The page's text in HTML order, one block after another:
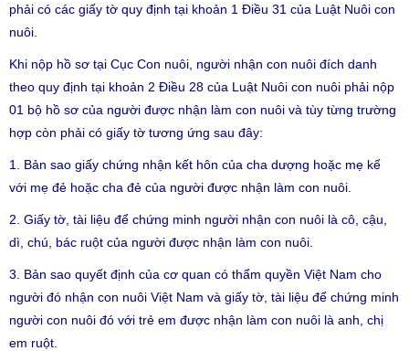
phải có các giấy tờ quy định tại khoản 1 Điều 31 của Luật Nuôi con
nuôi.
Khi nộp hồ sơ tại Cục Con nuôi, người nhận con nuôi đích danh
theo quy định tại khoản 2 Điều 28 của Luật Nuôi con nuôi phải nộp
01 bộ hồ sơ của người được nhận làm con nuôi và tùy từng trường
hợp còn phải có giấy tờ tương ứng sau đây:
1. Bản sao giấy chứng nhận kết hôn của cha dượng hoặc mẹ kế
với mẹ đẻ hoặc cha đẻ của người được nhận làm con nuôi.
2. Giấy tờ, tài liệu để chứng minh người nhận con nuôi là cô, cậu,
dì, chú, bác ruột của người được nhận làm con nuôi.
3. Bản sao quyết định của cơ quan có thẩm quyền Việt Nam cho
người đó nhận con nuôi Việt Nam và giấy tờ, tài liệu để chứng minh
người con nuôi đó với trẻ em được nhận làm con nuôi là anh, chị
em ruột.